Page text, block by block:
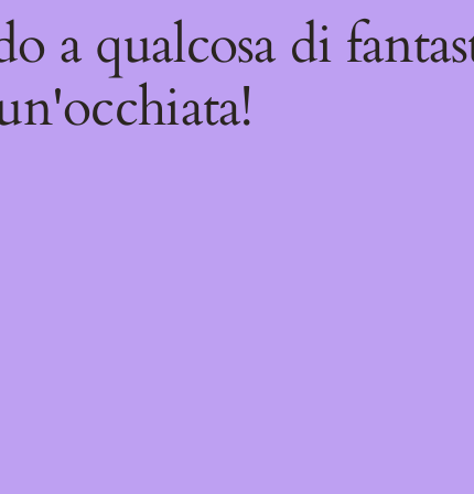
a qualcosa di